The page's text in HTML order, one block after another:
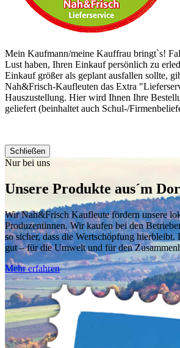
Mein Kaufmann/meine Kauffrau bringt`s!
Lust haben, Ihren Einkauf persönlich zu
Einkauf größer als geplant ausfallen sollte,
Nah&Frisch-Kaufleuten das Extra
Hauszustellung. Hier wird Ihnen Ihre
geliefert (beinhaltet auch Schul-/
Schließen
Nur bei uns
Unsere Produkte aus´m
Wir Nah&Frisch Kaufleute fördern unsere
Produzentinnen. Wir kaufen bei den
so sicher, dass die Wertschöpfung hierbleibt.
gut – für die Umwelt und für den
Mehr erfahren